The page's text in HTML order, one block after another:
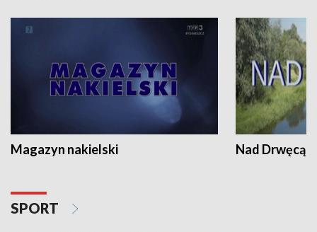
Magazyn nakielski Nad Drwęcą
SPORT